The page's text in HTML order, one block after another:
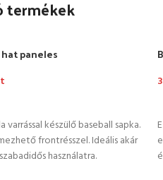
termékek
paneles
varrással készülő baseball sapka.
frontrésszel. Ideális akár
használatra.